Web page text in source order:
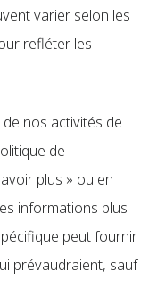
varier selon les
refléter les
nos activités de
de
plus » ou en
informations plus
peut fournir
prévaudraient, sauf